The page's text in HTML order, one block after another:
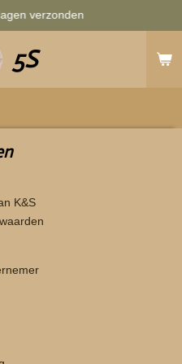
5S
verzonden
K&S